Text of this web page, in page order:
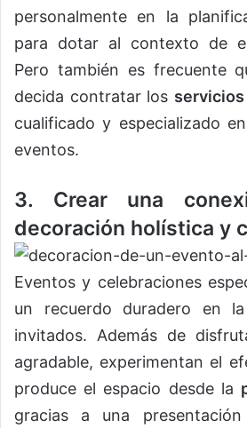
personalmente en la
para dotar al contexto de
Pero también es frecuente
decida contratar los servicios
cualificado y especializado
eventos.
3. Crear una
decoración holística y
Eventos y celebraciones
un recuerdo duradero en
invitados. Además de
agradable, experimentan el
produce el espacio desde la
gracias a una presentación